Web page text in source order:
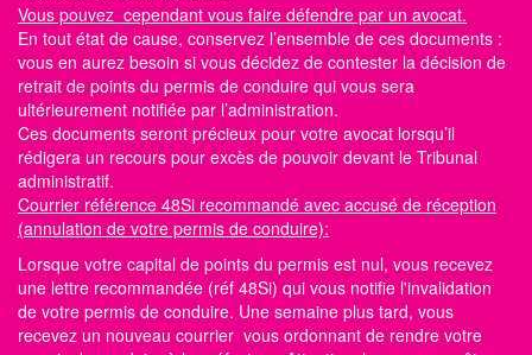
Vous pouvez cependant vous faire défendre par un avocat.
En tout état de cause, conservez l’ensemble de ces documents :
vous en aurez besoin si vous décidez de contester la décision de
retrait de points du permis de conduire qui vous sera
ultérieurement notifiée par l’administration.
Ces documents seront précieux pour votre avocat lorsqu’il
rédigera un recours pour excès de pouvoir devant le Tribunal
administratif.
Courrier référence 48Si recommandé avec accusé de réception
(annulation de votre permis de conduire):
Lorsque votre capital de points du permis est nul, vous recevez
une lettre recommandée (réf 48Si) qui vous notifie l'invalidation
de votre permis de conduire. Une semaine plus tard, vous
recevez un nouveau courrier vous ordonnant de rendre votre